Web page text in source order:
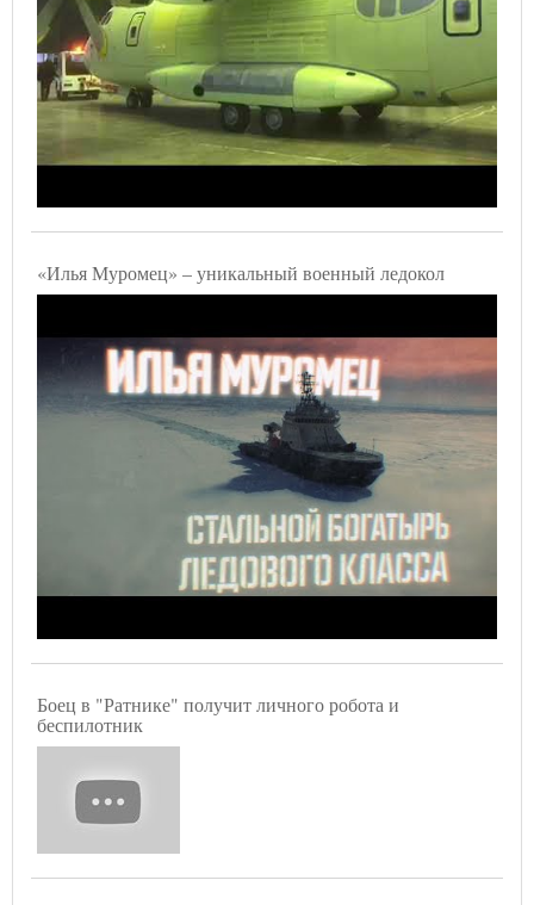
«Илья Муромец» – уникальный военный ледокол
Боец в "Ратнике" получит личного робота и
беспилотник